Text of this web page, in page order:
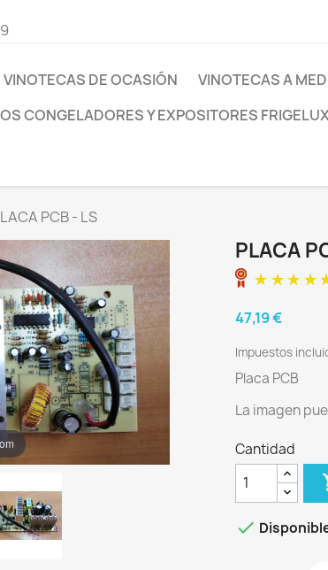
VINOTECAS DE OCASIÓN VINOTECAS A
CONGELADORES Y EXPOSITORES FRIGELUX
PCB - LS
PLACA
47,19 €
Impuestos
Placa PCB
La imagen
Cantidad
